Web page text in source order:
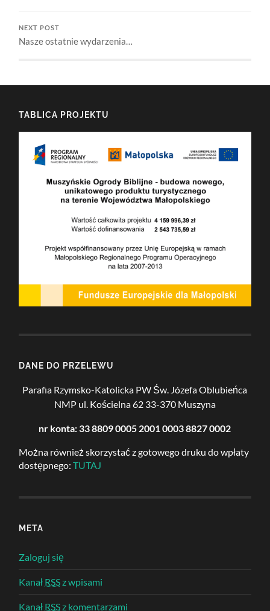
NEXT POST
Nasze ostatnie wydarzenia…
TABLICA PROJEKTU
DANE DO PRZELEWU
Parafia Rzymsko-Katolicka PW Św. Józefa Oblubieńca
NMP ul. Kościelna 62 33-370 Muszyna
nr konta: 33 8809 0005 2001 0003 8827 0002
Można również skorzystać z gotowego druku do wpłaty
dostępnego: TUTAJ
META
Zaloguj się
Kanał RSSz wpisami
Kanał RSSz komentarzami